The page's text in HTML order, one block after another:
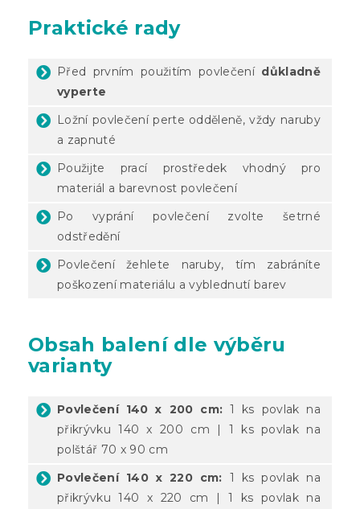
Praktické rady
Před prvním použitím povlečení důkladně
vyperte
Ložní povlečení perte odděleně, vždy naruby
a zapnuté
Použijte prací prostředek vhodný pro
materiál a barevnost povlečení
Po vyprání povlečení zvolte šetrné
odstředění
Povlečení žehlete naruby, tím zabráníte
poškození materiálu a vyblednutí barev
Obsah balení dle výběru
varianty
Povlečení 140 x 200 cm: 1 ks povlak na
přikrývku 140 x 200 cm | 1 ks povlak na
polštář 70 x 90 cm
Povlečení 140 x 220 cm: 1 ks povlak na
přikrývku 140 x 220 cm | 1 ks povlak na